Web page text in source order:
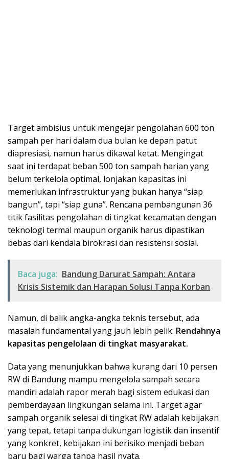
​Target ambisius untuk mengejar pengolahan 600 ton
sampah per hari dalam dua bulan ke depan patut
diapresiasi, namun harus dikawal ketat. Mengingat
saat ini terdapat beban 500 ton sampah harian yang
belum terkelola optimal, lonjakan kapasitas ini
memerlukan infrastruktur yang bukan hanya “siap
bangun”, tapi “siap guna”. Rencana pembangunan 36
titik fasilitas pengolahan di tingkat kecamatan dengan
teknologi termal maupun organik harus dipastikan
bebas dari kendala birokrasi dan resistensi sosial.
Baca juga: Bandung Darurat Sampah: Antara
Krisis Sistemik dan Harapan Solusi Tanpa Korban
​Namun, di balik angka-angka teknis tersebut, ada
masalah fundamental yang jauh lebih pelik: Rendahnya
kapasitas pengelolaan di tingkat masyarakat.
​Data yang menunjukkan bahwa kurang dari 10 persen
RW di Bandung mampu mengelola sampah secara
mandiri adalah rapor merah bagi sistem edukasi dan
pemberdayaan lingkungan selama ini. Target agar
sampah organik selesai di tingkat RW adalah kebijakan
yang tepat, tetapi tanpa dukungan logistik dan insentif
yang konkret, kebijakan ini berisiko menjadi beban
baru bagi warga tanpa hasil nyata.